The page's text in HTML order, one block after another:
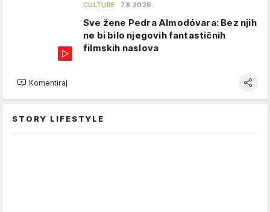
CULTURE 7.8.2026.
Sve žene Pedra Almodóvara: Bez njih
ne bi bilo njegovih fantastičnih
filmskih naslova
Komentiraj
STORY LIFESTYLE